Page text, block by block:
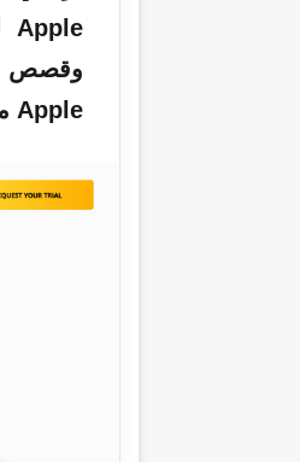
Apple
وقصص
Apple من خلالها تحسين منتجاتها لأقسام تكنولوجيا المعلومات.